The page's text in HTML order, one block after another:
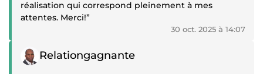
réalisation qui correspond pleinement à mes
attentes. Merci!”
30 oct. 2025 à 14:07
Témoignage positif
Relationgagnante